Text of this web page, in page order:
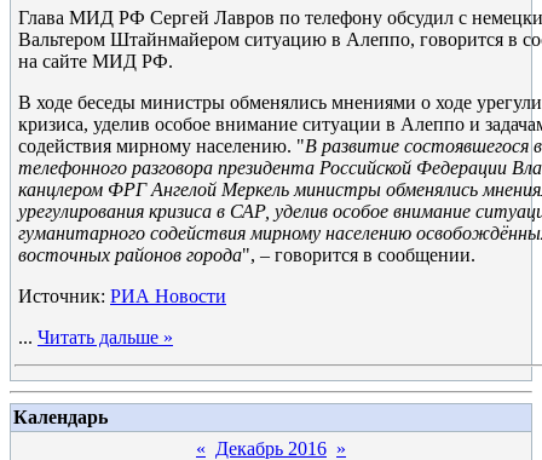
Глава МИД РФ Сергей Лавров по телефону обсудил с
Вальтером Штайнмайером ситуацию в Алеппо, говорится в
на сайте МИД РФ.
В ходе беседы министры обменялись мнениями о ходе
кризиса, уделив особое внимание ситуации в Алеппо и
содействия мирному населению. "В развитие
телефонного разговора президента Российской Федерации
канцлером ФРГ Ангелой Меркель министры обменялись
урегулирования кризиса в САР, уделив особое внимание
гуманитарного содействия мирному населению
восточных районов города", – говорится в сообщении.
Источник: РИА Новости
... Читать дальше »
Календарь
« Декабрь 2016 »